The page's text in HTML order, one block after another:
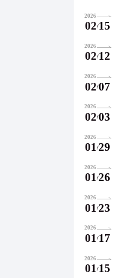
2026
02/15
2026
02/12
2026
02/07
2026
02/03
2026
01/29
2026
01/26
2026
01/23
2026
01/17
2026
01/15